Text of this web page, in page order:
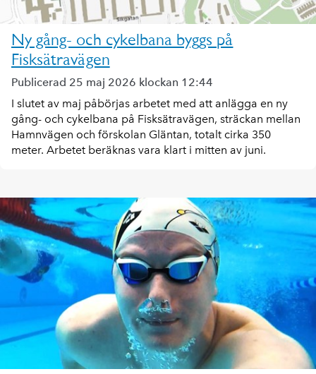
Ny gång- och cykelbana byggs på
Fisksätravägen
Publicerad 25 maj 2026 klockan 12:44
I slutet av maj påbörjas arbetet med att anlägga en ny
gång- och cykelbana på Fisksätravägen, sträckan mellan
Hamnvägen och förskolan Gläntan, totalt cirka 350
meter. Arbetet beräknas vara klart i mitten av juni.